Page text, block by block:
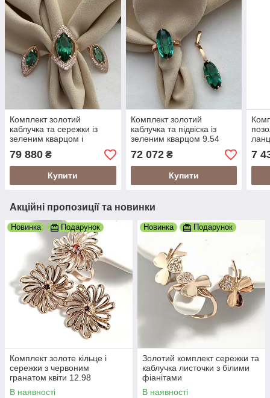
Комплект золотий
каблучка та сережки із
зеленим кварцом і
79 880 ₴
Купити
Комплект золотий
каблучка та підвіска із
зеленим кварцом 9.54
72 072₴
Купити
7
Акційні пропозиції та новинки
Новинка Подарунок
Комплект золоте кільце і
сережки з червоним
гранатом квіти 12.98
В наявності
Новинка Подарунок
Золотий комплект сережки та
каблучка листочки з білими
фіанітами
В наявності